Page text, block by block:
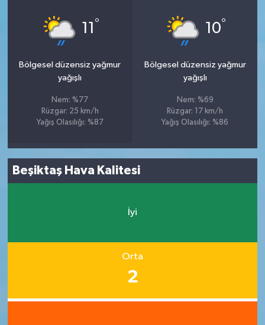
11 °
Bölgesel düzensiz yağmur
yağışlı
Nem: %77
Rüzgar: 25 km/h
Yağış Olasılığı: %87
10°
Bölgesel düzensiz yağmur
yağışlı
Nem: %69
Rüzgar: 17 km/h
Yağış Olasılığı: %86
Beşiktaş Hava Kalitesi
İyi
Orta
2